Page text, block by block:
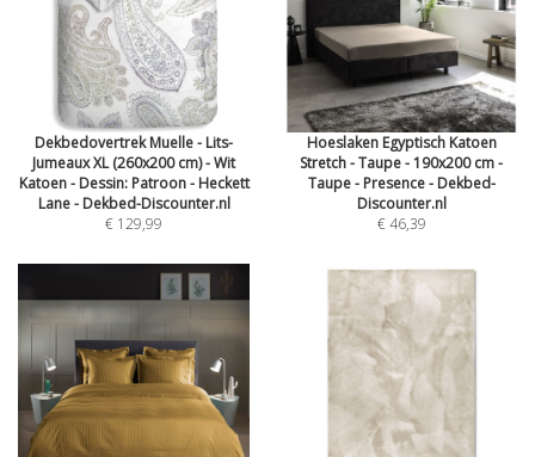
Dekbedovertrek Muelle - Lits-
Jumeaux XL (260x200 cm) - Wit
Katoen - Dessin: Patroon - Heckett
Lane - Dekbed-Discounter.nl
€ 129,99
Hoeslaken Egyptisch Katoen
Stretch - Taupe - 190x200 cm -
Taupe - Presence - Dekbed-
Discounter.nl
€ 46,39